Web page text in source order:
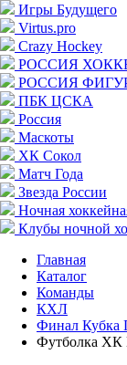
Игры Будущего
Virtus.pro
Crazy Hockey
РОССИЯ
РОССИЯ
ПБК ЦСКА
Россия
Маскоты
ХК Сокол
Матч Года
Звезда России
Ночная
Клубы ночной
Главная
Каталог
Команды
КХЛ
Финал Кубка
Футболка ХК